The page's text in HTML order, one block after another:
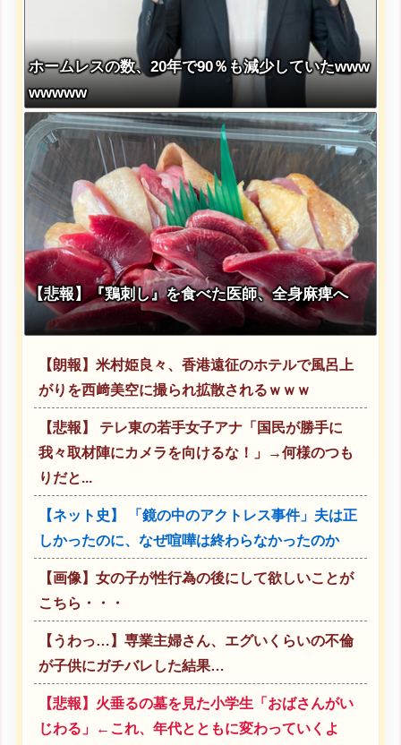
ホームレスの数、20年で90％も減少していたwww
wwwww
【悲報】『鶏刺し』を食べた医師、全身麻痺へ
【朗報】米村姫良々、香港遠征のホテルで風呂上
がりを西﨑美空に撮られ拡散されるｗｗｗ
【悲報】 テレ東の若手女子アナ「国民が勝手に
我々取材陣にカメラを向けるな！」→何様のつも
りだと...
【ネット史】 「鏡の中のアクトレス事件」夫は正
しかったのに、なぜ喧嘩は終わらなかったのか
【画像】女の子が性行為の後にして欲しいことが
こちら・・・
【うわっ…】専業主婦さん、エグいくらいの不倫
が子供にガチバレした結果…
【悲報】火垂るの墓を見た小学生「おばさんがい
じわる」←これ、年代とともに変わっていくよ